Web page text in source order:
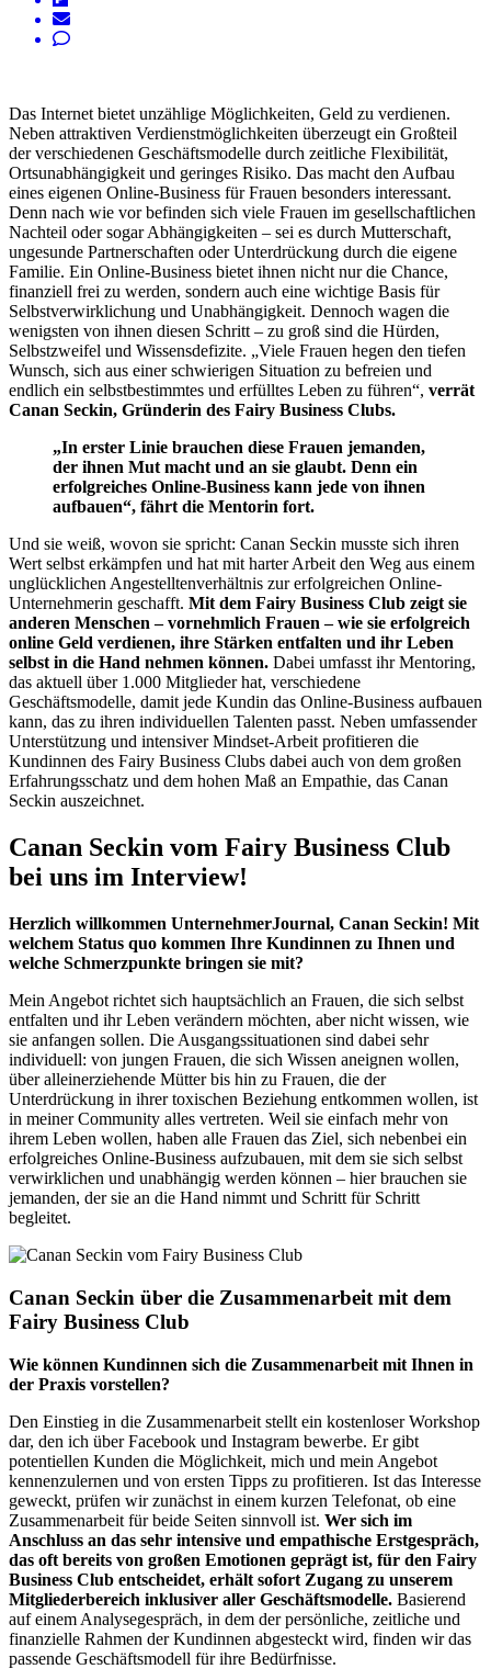
Das Internet bietet unzählige Möglichkeiten, Geld zu verdienen.
Neben attraktiven Verdienstmöglichkeiten überzeugt ein Großteil
der verschiedenen Geschäftsmodelle durch zeitliche Flexibilität,
Ortsunabhängigkeit und geringes Risiko. Das macht den Aufbau
eines eigenen Online-Business für Frauen besonders interessant.
Denn nach wie vor befinden sich viele Frauen im gesellschaftlichen
Nachteil oder sogar Abhängigkeiten – sei es durch Mutterschaft,
ungesunde Partnerschaften oder Unterdrückung durch die eigene
Familie. Ein Online-Business bietet ihnen nicht nur die Chance,
finanziell frei zu werden, sondern auch eine wichtige Basis für
Selbstverwirklichung und Unabhängigkeit. Dennoch wagen die
wenigsten von ihnen diesen Schritt – zu groß sind die Hürden,
Selbstzweifel und Wissensdefizite. „Viele Frauen hegen den tiefen
Wunsch, sich aus einer schwierigen Situation zu befreien und
endlich ein selbstbestimmtes und erfülltes Leben zu führen“, verrät
Canan Seckin, Gründerin des Fairy Business Clubs.
„In erster Linie brauchen diese Frauen jemanden,
der ihnen Mut macht und an sie glaubt. Denn ein
erfolgreiches Online-Business kann jede von ihnen
aufbauen“, fährt die Mentorin fort.
Und sie weiß, wovon sie spricht: Canan Seckin musste sich ihren
Wert selbst erkämpfen und hat mit harter Arbeit den Weg aus einem
unglücklichen Angestelltenverhältnis zur erfolgreichen Online-
Unternehmerin geschafft. Mit dem Fairy Business Club zeigt sie
anderen Menschen – vornehmlich Frauen – wie sie erfolgreich
online Geld verdienen, ihre Stärken entfalten und ihr Leben
selbst in die Hand nehmen können. Dabei umfasst ihr Mentoring,
das aktuell über 1.000 Mitglieder hat, verschiedene
Geschäftsmodelle, damit jede Kundin das Online-Business aufbauen
kann, das zu ihren individuellen Talenten passt. Neben umfassender
Unterstützung und intensiver Mindset-Arbeit profitieren die
Kundinnen des Fairy Business Clubs dabei auch von dem großen
Erfahrungsschatz und dem hohen Maß an Empathie, das Canan
Seckin auszeichnet.
Canan Seckin vom Fairy Business Club
bei uns im Interview!
Herzlich willkommen UnternehmerJournal, Canan Seckin! Mit
welchem Status quo kommen Ihre Kundinnen zu Ihnen und
welche Schmerzpunkte bringen sie mit?
Mein Angebot richtet sich hauptsächlich an Frauen, die sich selbst
entfalten und ihr Leben verändern möchten, aber nicht wissen, wie
sie anfangen sollen. Die Ausgangssituationen sind dabei sehr
individuell: von jungen Frauen, die sich Wissen aneignen wollen,
über alleinerziehende Mütter bis hin zu Frauen, die der
Unterdrückung in ihrer toxischen Beziehung entkommen wollen, ist
in meiner Community alles vertreten. Weil sie einfach mehr von
ihrem Leben wollen, haben alle Frauen das Ziel, sich nebenbei ein
erfolgreiches Online-Business aufzubauen, mit dem sie sich selbst
verwirklichen und unabhängig werden können – hier brauchen sie
jemanden, der sie an die Hand nimmt und Schritt für Schritt
begleitet.
Canan Seckin über die Zusammenarbeit mit dem
Fairy Business Club
Wie können Kundinnen sich die Zusammenarbeit mit Ihnen in
der Praxis vorstellen?
Den Einstieg in die Zusammenarbeit stellt ein kostenloser Workshop
dar, den ich über Facebook und Instagram bewerbe. Er gibt
potentiellen Kunden die Möglichkeit, mich und mein Angebot
kennenzulernen und von ersten Tipps zu profitieren. Ist das Interesse
geweckt, prüfen wir zunächst in einem kurzen Telefonat, ob eine
Zusammenarbeit für beide Seiten sinnvoll ist. Wer sich im
Anschluss an das sehr intensive und empathische Erstgespräch,
das oft bereits von großen Emotionen geprägt ist, für den Fairy
Business Club entscheidet, erhält sofort Zugang zu unserem
Mitgliederbereich inklusiver aller Geschäftsmodelle. Basierend
auf einem Analysegespräch, in dem der persönliche, zeitliche und
finanzielle Rahmen der Kundinnen abgesteckt wird, finden wir das
passende Geschäftsmodell für ihre Bedürfnisse.